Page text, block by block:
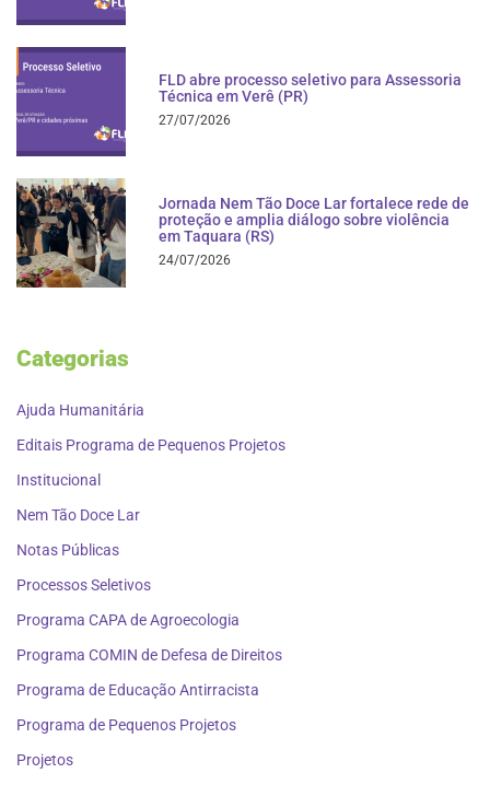
FLD abre processo seletivo para Assessoria
Técnica em Verê (PR)
27/07/2026
Jornada Nem Tão Doce Lar fortalece rede de
proteção e amplia diálogo sobre violência
em Taquara (RS)
24/07/2026
Categorias
Ajuda Humanitária
Editais Programa de Pequenos Projetos
Institucional
Nem Tão Doce Lar
Notas Públicas
Processos Seletivos
Programa CAPA de Agroecologia
Programa COMIN de Defesa de Direitos
Programa de Educação Antirracista
Programa de Pequenos Projetos
Projetos